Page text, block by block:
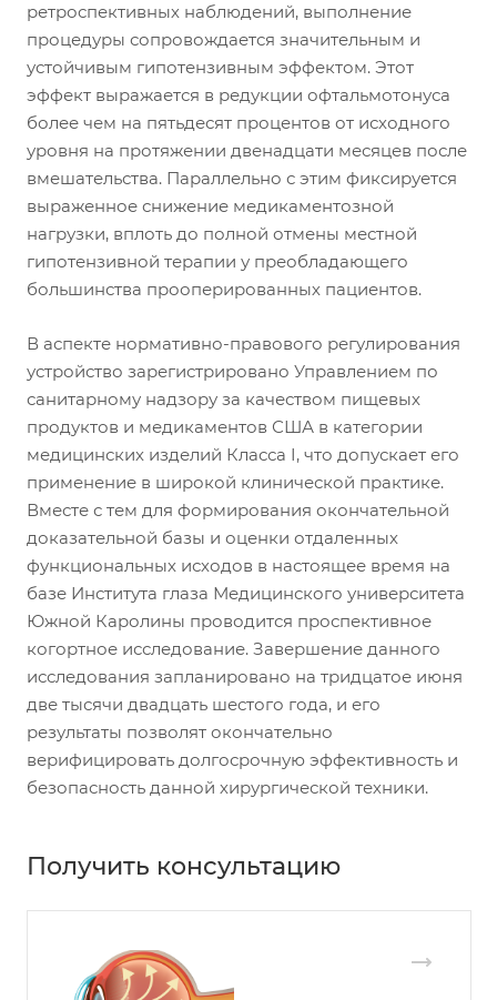
ретроспективных наблюдений, выполнение
процедуры сопровождается значительным и
устойчивым гипотензивным эффектом. Этот
эффект выражается в редукции офтальмотонуса
более чем на пятьдесят процентов от исходного
уровня на протяжении двенадцати месяцев после
вмешательства. Параллельно с этим фиксируется
выраженное снижение медикаментозной
нагрузки, вплоть до полной отмены местной
гипотензивной терапии у преобладающего
большинства прооперированных пациентов.
В аспекте нормативно-правового регулирования
устройство зарегистрировано Управлением по
санитарному надзору за качеством пищевых
продуктов и медикаментов США в категории
медицинских изделий Класса I, что допускает его
применение в широкой клинической практике.
Вместе с тем для формирования окончательной
доказательной базы и оценки отдаленных
функциональных исходов в настоящее время на
базе Института глаза Медицинского университета
Южной Каролины проводится проспективное
когортное исследование. Завершение данного
исследования запланировано на тридцатое июня
две тысячи двадцать шестого года, и его
результаты позволят окончательно
верифицировать долгосрочную эффективность и
безопасность данной хирургической техники.
Получить консультацию